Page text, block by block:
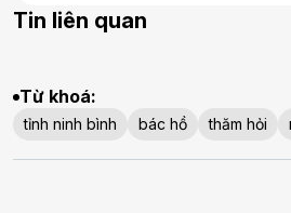
Tin liên quan
Từ khoá:
tỉnh ninh bình bác hồ thăm hỏi